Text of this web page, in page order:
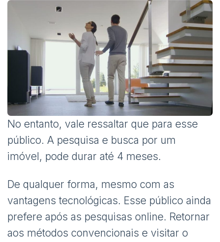
No entanto, vale ressaltar que para esse
público. A pesquisa e busca por um
imóvel, pode durar até 4 meses.
De qualquer forma, mesmo com as
vantagens tecnológicas. Esse público ainda
prefere após as pesquisas online. Retornar
aos métodos convencionais e visitar o